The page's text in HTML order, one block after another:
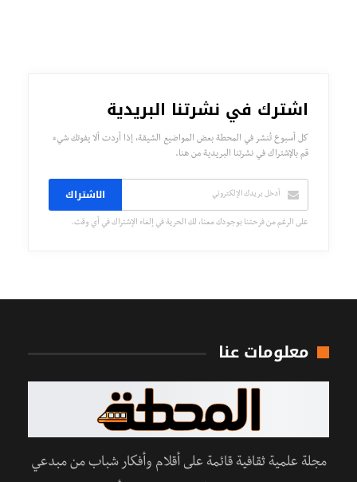
اشترك في نشرتنا البريدية
كل أسبوع تُنشر في المحطة بعض المواضيع الشيقة، إذا أردت ألا يفوتك شيء
قم بالإشتراك في نشرتنا البريدية من هنا.
الاشتراك
على الرغم من فرحتنا بوجودك معنا، لك الحرية في إلغاء الإشتراك في أي وقت.
معلومات عنا
مجلة علمية ثقافية قائمة على أقلام وأفكار شباب من مبدعي